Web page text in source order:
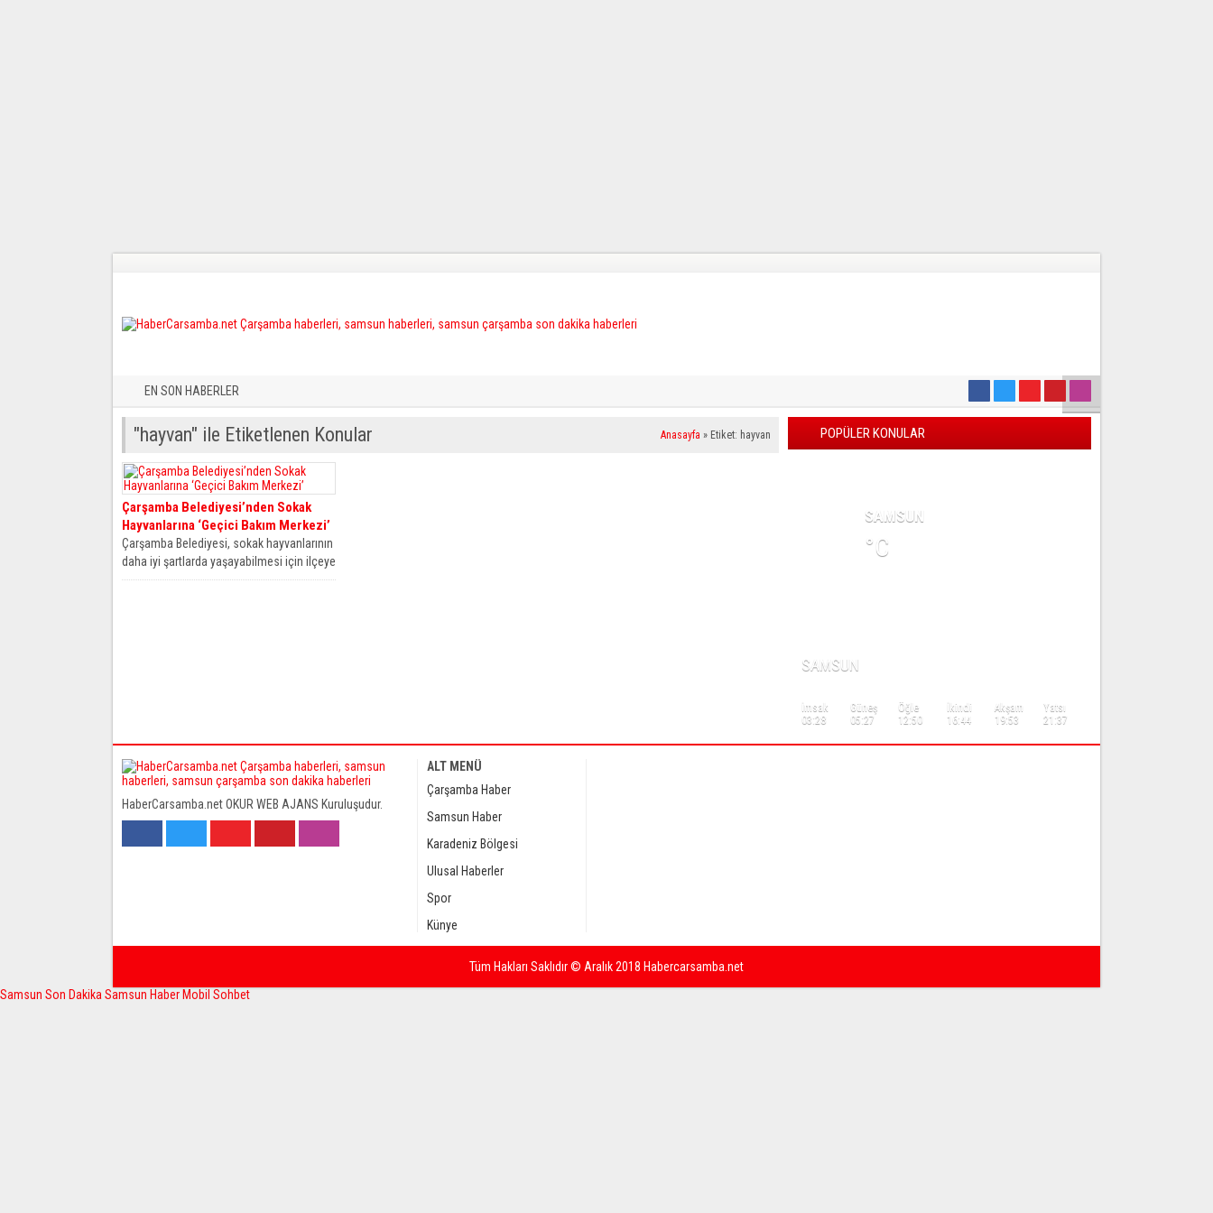
EN SON HABERLER
Anasayfa » Etiket: hayvan
"hayvan" ile Etiketlenen Konular
Çarşamba Belediyesi’nden Sokak
Hayvanlarına ‘Geçici Bakım Merkezi’
Çarşamba Belediyesi, sokak hayvanlarının
daha iyi şartlarda yaşayabilmesi için ilçeye
‘Geçici Barınma Merkezi’ yapıyor.
POPÜLER KONULAR
SAMSUN
°C
SAMSUN
İmsak
03:28
Güneş
05:27
Öğle
12:50
İkindi
16:44
Akşam
19:53
Yatsı
21:37
HaberCarsamba.net OKUR WEB AJANS Kuruluşudur.
ALT MENÜ
Çarşamba Haber
Samsun Haber
Karadeniz Bölgesi
Ulusal Haberler
Spor
Künye
Tüm Hakları Saklıdır © Aralık 2018 Habercarsamba.net
Samsun Son Dakika Samsun Haber Mobil Sohbet